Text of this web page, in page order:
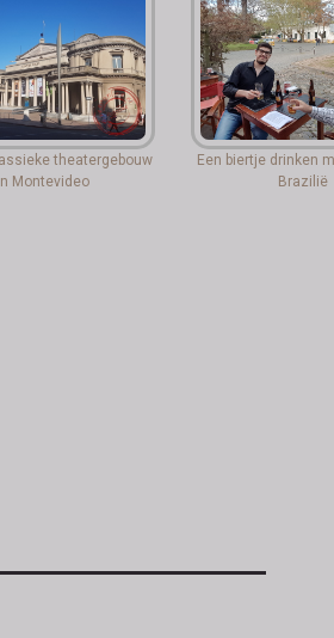
theatergebouw
Montevideo
Een biertje drinken
Brazilië